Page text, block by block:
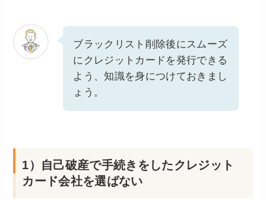
ブラックリスト削除後にスムーズ
にクレジットカードを発行できる
よう、知識を身につけておきまし
ょう。
1）自己破産で手続きをしたクレジット
カード会社を選ばない